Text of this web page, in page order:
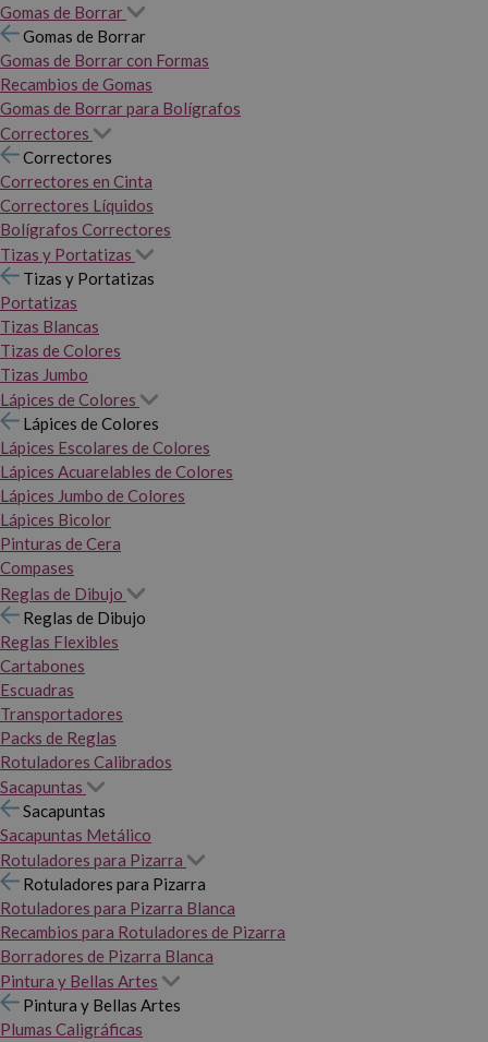
Gomas de Borrar
Gomas de Borrar
Gomas de Borrar con Formas
Recambios de Gomas
Gomas de Borrar para Bolígrafos
Correctores
Correctores
Correctores en Cinta
Correctores Líquidos
Bolígrafos Correctores
Tizas y Portatizas
Tizas y Portatizas
Portatizas
Tizas Blancas
Tizas de Colores
Tizas Jumbo
Lápices de Colores
Lápices de Colores
Lápices Escolares de Colores
Lápices Acuarelables de Colores
Lápices Jumbo de Colores
Lápices Bicolor
Pinturas de Cera
Compases
Reglas de Dibujo
Reglas de Dibujo
Reglas Flexibles
Cartabones
Escuadras
Transportadores
Packs de Reglas
Rotuladores Calibrados
Sacapuntas
Sacapuntas
Sacapuntas Metálico
Rotuladores para Pizarra
Rotuladores para Pizarra
Rotuladores para Pizarra Blanca
Recambios para Rotuladores de Pizarra
Borradores de Pizarra Blanca
Pintura y Bellas Artes
Pintura y Bellas Artes
Plumas Caligráficas